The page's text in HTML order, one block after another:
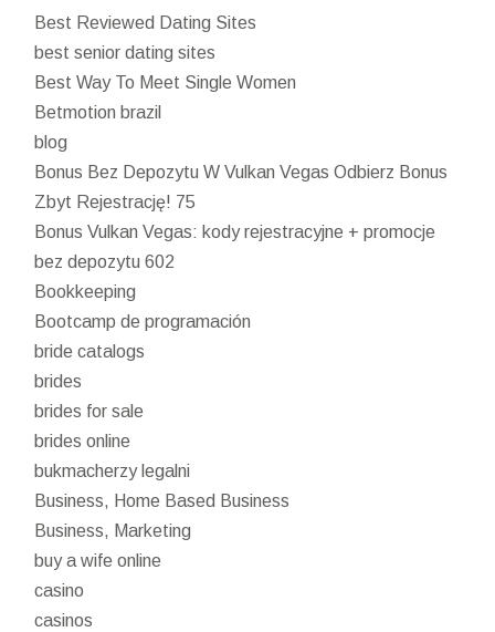
Best Reviewed Dating Sites
best senior dating sites
Best Way To Meet Single Women
Betmotion brazil
blog
Bonus Bez Depozytu W Vulkan Vegas Odbierz Bonus
Zbyt Rejestrację! 75
Bonus Vulkan Vegas: kody rejestracyjne + promocje
bez depozytu 602
Bookkeeping
Bootcamp de programación
bride catalogs
brides
brides for sale
brides online
bukmacherzy legalni
Business, Home Based Business
Business, Marketing
buy a wife online
casino
casinos